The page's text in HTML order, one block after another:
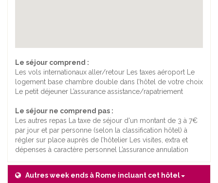
Le séjour comprend :
Les vols internationaux aller/retour Les taxes aéroport Le
logement base chambre double dans l’hôtel de votre choix
Le petit déjeuner L’assurance assistance/rapatriement
Le séjour ne comprend pas :
Les autres repas La taxe de séjour d'un montant de 3 à 7€
par jour et par personne (selon la classification hôtel) à
régler sur place auprès de l’hôtelier Les visites, extra et
dépenses à caractère personnel L’assurance annulation
Autres week ends à Rome incluant cet hôtel